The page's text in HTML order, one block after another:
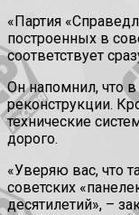
«Партия
построенных в
соответствует
Он напомнил, что
реконструкции.
технические
дорого.
«Уверяю вас, что
советских
десятилетий», –